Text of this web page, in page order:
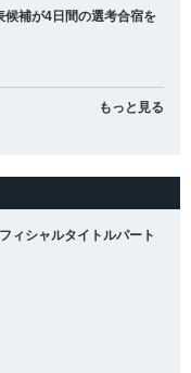
補が4日間の選考合宿を
もっと見る
ィシャルタイトルパート